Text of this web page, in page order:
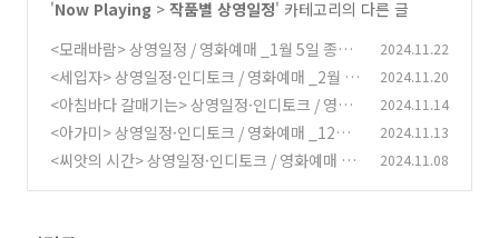
'Now Playing > 작품별 상영일정' 카테고리의 다른 글
<모래바람> 상영일정 / 영화예매 _1월 5일 종영
(2)
2024.11.22
<세입자> 상영일정·인디토크 / 영화예매 _2월 4
일 종영
(2)
2024.11.20
<아침바다 갈매기는> 상영일정·인디토크 / 영화
예매 _3월 16일 종영
(6)
2024.11.14
<아가미> 상영일정·인디토크 / 영화예매 _12월
23일 종영
(4)
2024.11.13
<씨앗의 시간> 상영일정·인디토크 / 영화예매 _
2024.11.08